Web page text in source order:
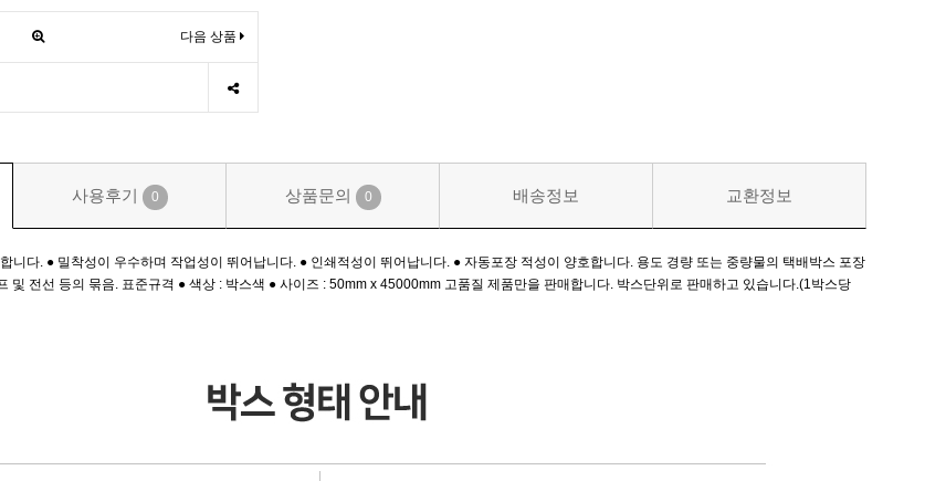
다음 상품
사용후기 0 상품문의 0 배송정보 교환정보
니다. ● 밀착성이 우수하며 작업성이 뛰어납니다. ● 인쇄적성이 뛰어납니다. ● 자동포장 적성이 양호합니다. 용도 경량 또는 중량물의 택배박스 포장
및 전선 등의 묶음. 표준규격 ● 색상 : 박스색 ● 사이즈 : 50mm x 45000mm 고품질 제품만을 판매합니다. 박스단위로 판매하고 있습니다.(1박스당